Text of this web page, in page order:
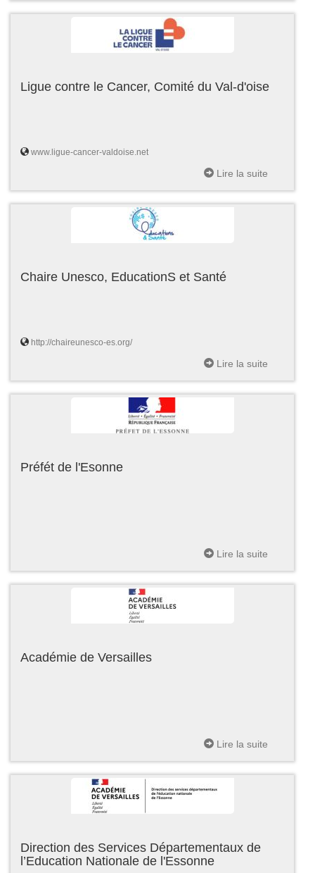
Ligue contre le Cancer, Comité du Val-d'oise
www.ligue-cancer-valdoise.net
Lire la suite
Chaire Unesco, EducationS et Santé
http://chaireunesco-es.org/
Lire la suite
Préfét de l'Esonne
Lire la suite
Académie de Versailles
Lire la suite
Direction des Services Départementaux de
l’Education Nationale de l'Essonne